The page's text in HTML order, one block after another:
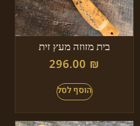
בית מזוזה מעץ זית
296.00 ₪